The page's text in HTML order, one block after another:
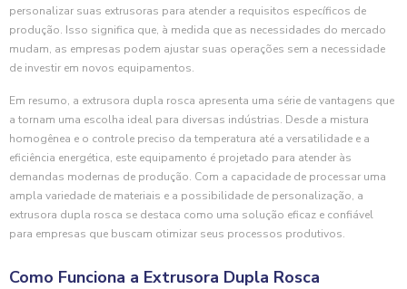
personalizar suas extrusoras para atender a requisitos específicos de
produção. Isso significa que, à medida que as necessidades do mercado
mudam, as empresas podem ajustar suas operações sem a necessidade
de investir em novos equipamentos.
Em resumo, a extrusora dupla rosca apresenta uma série de vantagens que
a tornam uma escolha ideal para diversas indústrias. Desde a mistura
homogênea e o controle preciso da temperatura até a versatilidade e a
eficiência energética, este equipamento é projetado para atender às
demandas modernas de produção. Com a capacidade de processar uma
ampla variedade de materiais e a possibilidade de personalização, a
extrusora dupla rosca se destaca como uma solução eficaz e confiável
para empresas que buscam otimizar seus processos produtivos.
Como Funciona a Extrusora Dupla Rosca